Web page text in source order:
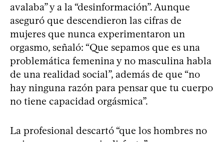
avalaba” y a la “desinformación”. Aunque
aseguró que descendieron las cifras de
mujeres que nunca experimentaron un
orgasmo, señaló: “Que sepamos que es una
problemática femenina y no masculina habla
de una realidad social”, además de que “no
hay ninguna razón para pensar que tu cuerpo
no tiene capacidad orgásmica”.
La profesional descartó “que los hombres no